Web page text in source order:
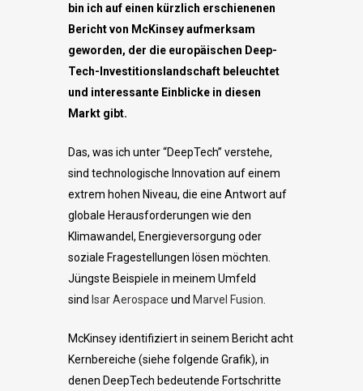
bin ich auf einen kürzlich erschienenen
Bericht von McKinsey aufmerksam
geworden, der die europäischen Deep-
Tech-Investitionslandschaft beleuchtet
und interessante Einblicke in diesen
Markt gibt.
Das, was ich unter “DeepTech” verstehe,
sind technologische Innovation auf einem
extrem hohen Niveau, die eine Antwort auf
globale Herausforderungen wie den
Klimawandel, Energieversorgung oder
soziale Fragestellungen lösen möchten.
Jüngste Beispiele in meinem Umfeld
sind Isar Aerospace und Marvel Fusion
McKinsey identifiziert in seinem Bericht acht
Kernbereiche (siehe folgende Grafik), in
denen DeepTech bedeutende Fortschritte